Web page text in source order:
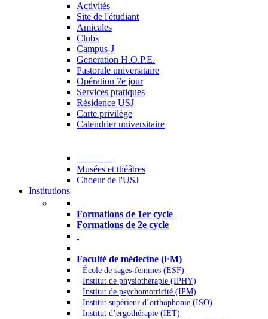
Activités
Site de l'étudiant
Amicales
Clubs
Campus-J
Generation H.O.P.E.
Pastorale universitaire
Opération 7e jour
Services pratiques
Résidence USJ
Carte privilège
Calendrier universitaire
Musées et théâtres
Choeur de l'USJ
Institutions
Formations de 1er cycle
Formations de 2e cycle
Faculté de médecine (FM)
École de sages-femmes (ESF)
Institut de physiothérapie (IPHY)
Institut de psychomotricité (IPM)
Institut supérieur d’orthophonie (ISO)
Institut d’ergothérapie (IET)